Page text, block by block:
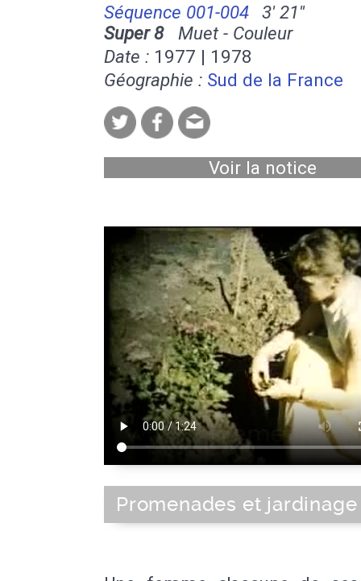
Séquence 001-004
3' 21''
Super 8Muet - Couleur
Date : 1977 | 1978
Géographie : Sud de la France
Voir la notice
Promenades et jardinage